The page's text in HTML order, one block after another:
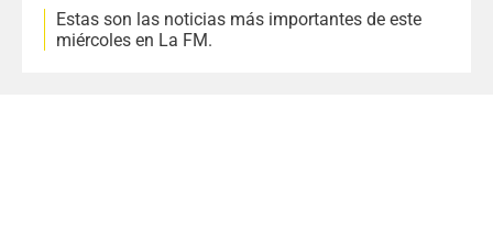
Estas son las noticias más importantes de este
miércoles en La FM.